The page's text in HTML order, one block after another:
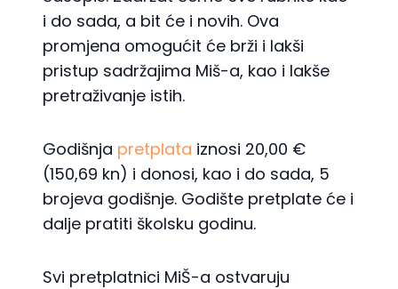
i do sada, a bit će i novih. Ova
promjena omogućit će brži i lakši
pristup sadržajima Miš-a, kao i lakše
pretraživanje istih.
Godišnja pretplata iznosi 20,00 €
(150,69 kn) i donosi, kao i do sada, 5
brojeva godišnje. Godište pretplate će i
dalje pratiti školsku godinu.
Svi pretplatnici MiŠ-a ostvaruju